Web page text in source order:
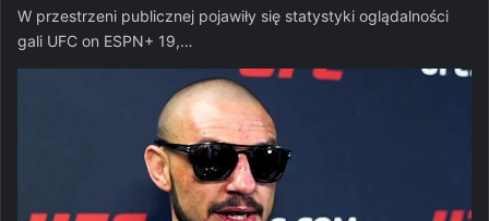
W przestrzeni publicznej pojawiły się statystyki oglądalności
gali UFC on ESPN+ 19,…